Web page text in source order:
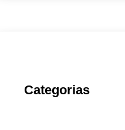
Categorias